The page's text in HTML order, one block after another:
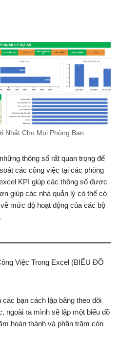
Nhất Cho Mọi Phòng Ban
thông số rất quan trọng để
các công việc tại các phòng
KPI giúp các thông số được
giúp các nhà quản lý có thể có
mức độ hoạt động của các bộ
Việc Trong Excel (BIỂU ĐỒ
bạn cách lập bảng theo dõi
ngoài ra mình sẽ lập một biểu đồ
hoàn thành và phần trăm còn